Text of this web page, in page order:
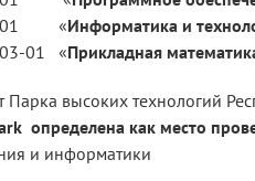
01 «Информатика и
01 «Прикладная
Парка высоких технологий
определена как место
и информатики